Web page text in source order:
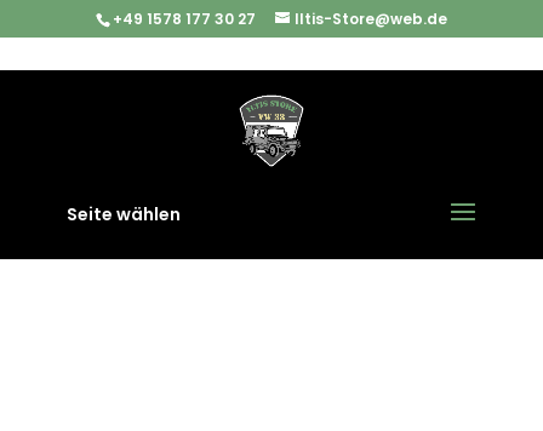
+49 1578 177 30 27 Iltis-Store@web.de
Seite wählen
Interieur/ Staufachdichtung
vorne links (Fahrerseite) VW Iltis Bombardier